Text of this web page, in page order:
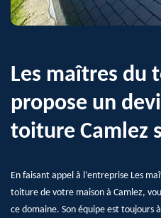
Les maîtres du
propose un
toiture Camlez
En faisant appel à l’entreprise Les
toiture de votre maison à Camlez,
ce domaine. Son équipe est toujours